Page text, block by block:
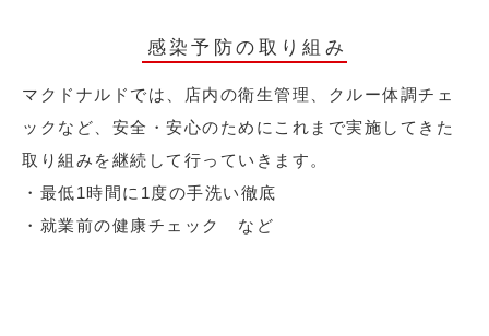
感染予防の取り組み
マクドナルドでは、店内の衛生管理、クルー体調チェ
ックなど、安全・安心のためにこれまで実施してきた
取り組みを継続して行っていきます。
・最低1時間に1度の手洗い徹底
・就業前の健康チェック など